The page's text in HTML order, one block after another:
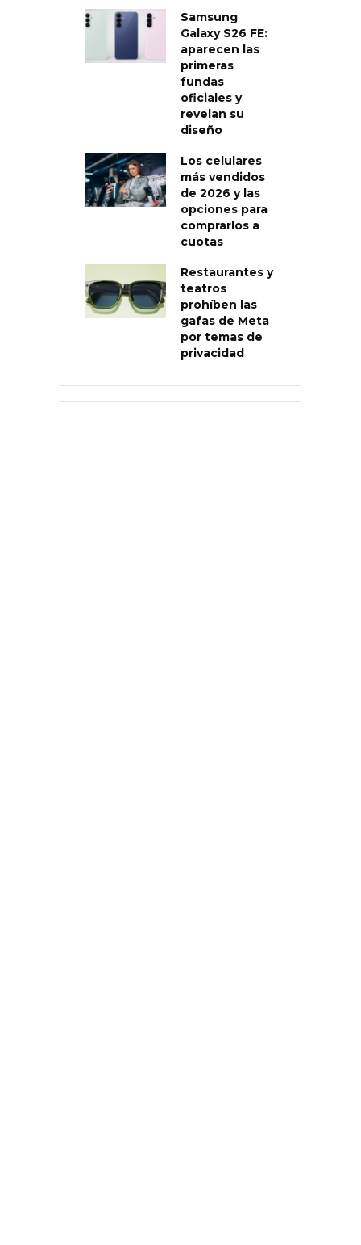
Samsung
Galaxy S26 FE:
aparecen las
primeras
fundas
oficiales y
revelan su
diseño
Los celulares
más vendidos
de 2026 y las
opciones para
comprarlos a
cuotas
Restaurantes y
teatros
prohíben las
gafas de Meta
por temas de
privacidad